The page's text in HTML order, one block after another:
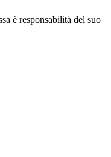
è responsabilità del suo